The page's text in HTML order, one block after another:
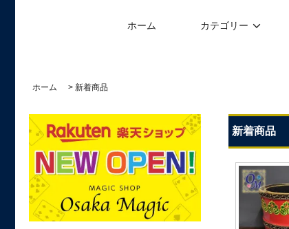
ホーム カテゴリー
ホーム > 新着商品
新着商品